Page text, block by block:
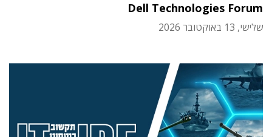
Dell Technologies Forum
שלישי, 13 באוקטובר 2026